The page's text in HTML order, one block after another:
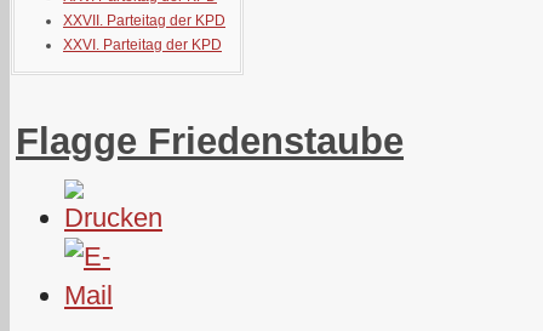
XXVII. Parteitag der KPD
XXVI. Parteitag der KPD
Flagge Friedenstaube